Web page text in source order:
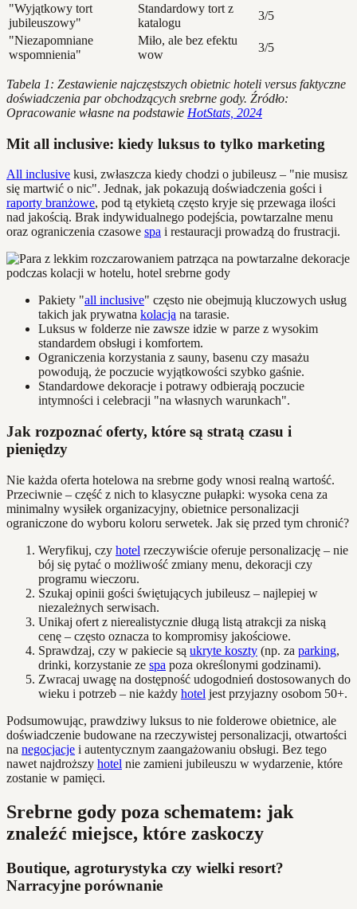
"Wyjątkowy tort
jubileuszowy"
Standardowy tort z
katalogu
3/5
"Niezapomniane
wspomnienia"
Miło, ale bez efektu
wow
3/5
Tabela 1: Zestawienie najczęstszych obietnic hoteli versus faktyczne
doświadczenia par obchodzących srebrne gody. Źródło:
Opracowanie własne na podstawie HotStats, 2024
Mit all inclusive: kiedy luksus to tylko marketing
All inclusive kusi, zwłaszcza kiedy chodzi o jubileusz – "nie musisz
się martwić o nic". Jednak, jak pokazują doświadczenia gości i
raporty branżowe, pod tą etykietą często kryje się przewaga ilości
nad jakością. Brak indywidualnego podejścia, powtarzalne menu
oraz ograniczenia czasowe spa i restauracji prowadzą do frustracji.
Pakiety "all inclusive" często nie obejmują kluczowych usług
takich jak prywatna kolacja na tarasie.
Luksus w folderze nie zawsze idzie w parze z wysokim
standardem obsługi i komfortem.
Ograniczenia korzystania z sauny, basenu czy masażu
powodują, że poczucie wyjątkowości szybko gaśnie.
Standardowe dekoracje i potrawy odbierają poczucie
intymności i celebracji "na własnych warunkach".
Jak rozpoznać oferty, które są stratą czasu i
pieniędzy
Nie każda oferta hotelowa na srebrne gody wnosi realną wartość.
Przeciwnie – część z nich to klasyczne pułapki: wysoka cena za
minimalny wysiłek organizacyjny, obietnice personalizacji
ograniczone do wyboru koloru serwetek. Jak się przed tym chronić?
Weryfikuj, czy hotel rzeczywiście oferuje personalizację – nie
bój się pytać o możliwość zmiany menu, dekoracji czy
programu wieczoru.
Szukaj opinii gości świętujących jubileusz – najlepiej w
niezależnych serwisach.
Unikaj ofert z nierealistycznie długą listą atrakcji za niską
cenę – często oznacza to kompromisy jakościowe.
Sprawdzaj, czy w pakiecie są ukryte koszty (np. za parking,
drinki, korzystanie ze spa poza określonymi godzinami).
Zwracaj uwagę na dostępność udogodnień dostosowanych do
wieku i potrzeb – nie każdy hotel jest przyjazny osobom 50+.
Podsumowując, prawdziwy luksus to nie folderowe obietnice, ale
doświadczenie budowane na rzeczywistej personalizacji, otwartości
na negocjacje i autentycznym zaangażowaniu obsługi. Bez tego
nawet najdroższy hotel nie zamieni jubileuszu w wydarzenie, które
zostanie w pamięci.
Srebrne gody poza schematem: jak
znaleźć miejsce, które zaskoczy
Boutique, agroturystyka czy wielki resort?
Narracyjne porównanie